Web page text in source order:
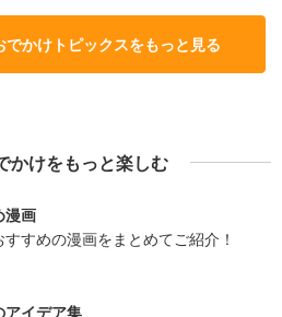
かけトピックスをもっと見る
かけをもっと楽しむ
漫画
すめの漫画をまとめてご紹介！
アイデア集